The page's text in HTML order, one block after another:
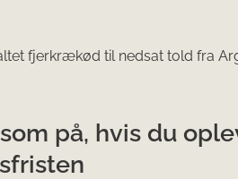
fjerkrækød til nedsat told fra
på, hvis du